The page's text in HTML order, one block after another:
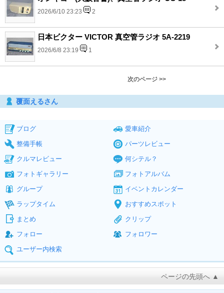
2026/6/10 23:23 2
日本ビクター VICTOR 真空管ラジオ 5A-2219
2026/6/8 23:19 1
次のページ >>
覆面えるさん
ブログ
愛車紹介
整備手帳
パーツレビュー
クルマレビュー
何シテル？
フォトギャラリー
フォトアルバム
グループ
イベントカレンダー
ラップタイム
おすすめスポット
まとめ
クリップ
フォロー
フォロワー
ユーザー内検索
ページの先頭へ ▲